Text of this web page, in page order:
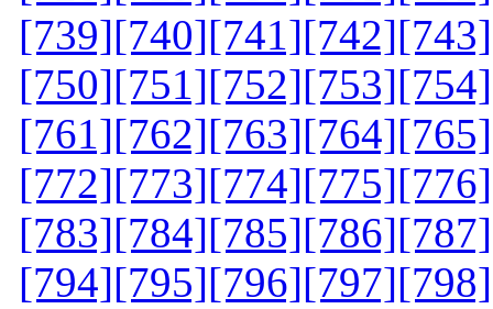
[739][740][741][742][743]
[750][751][752][753][754]
[761][762][763][764][765]
[772][773][774][775][776]
[783][784][785][786][787]
[794][795][796][797][798]